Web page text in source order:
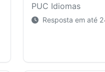
PUC Idiomas
Resposta em até